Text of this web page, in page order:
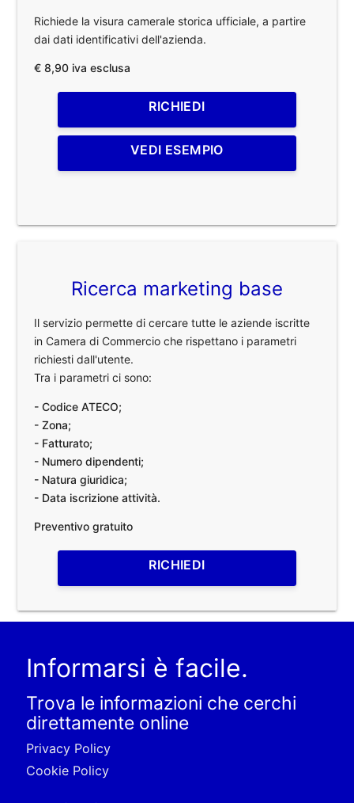
Richiede la visura camerale storica ufficiale, a partire
dai dati identificativi dell'azienda.
€ 8,90 iva esclusa
RICHIEDI
VEDI ESEMPIO
Ricerca marketing base
Il servizio permette di cercare tutte le aziende iscritte
in Camera di Commercio che rispettano i parametri
richiesti dall'utente.
Tra i parametri ci sono:
- Codice ATECO;
- Zona;
- Fatturato;
- Numero dipendenti;
- Natura giuridica;
- Data iscrizione attività.
Preventivo gratuito
RICHIEDI
Informarsi è facile.
Trova le informazioni che cerchi
direttamente online
Privacy Policy
Cookie Policy